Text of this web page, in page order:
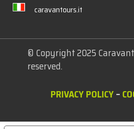
caravantours.it
© Copyright 2025
reserved.
PRIVACY POLICY–